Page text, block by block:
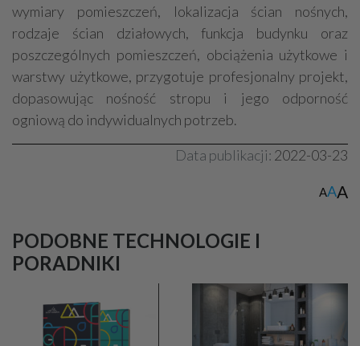
wymiary pomieszczeń, lokalizacja ścian nośnych,
rodzaje ścian działowych, funkcja budynku oraz
poszczególnych pomieszczeń, obciążenia użytkowe i
warstwy użytkowe, przygotuje profesjonalny projekt,
dopasowując nośność stropu i jego odporność
ogniową do indywidualnych potrzeb.
Data publikacji: 2022-03-23
AAA
PODOBNE TECHNOLOGIE I
PORADNIKI